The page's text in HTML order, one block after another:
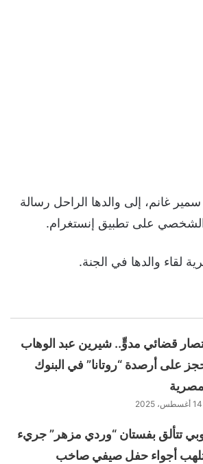
غانم، إلى والدها الراحل رسالة
الشخصي على تطبيق إنستغرام.
لقاء والدها في الجنة.
قضائي مدوٍّ.. شيرين عبد الوهاب
على أرصدة “روتانا” في البنوك
14 أغسطس، 2025
تتألق بفستان “وردي مزهر” جريء
أجواء حفل صيفي صاخب